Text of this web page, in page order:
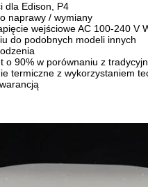
dla Edison, P4
naprawy / wymiany
wejściowe AC 100-240 V
do podobnych modeli innych
90% w porównaniu z
termiczne z wykorzystaniem